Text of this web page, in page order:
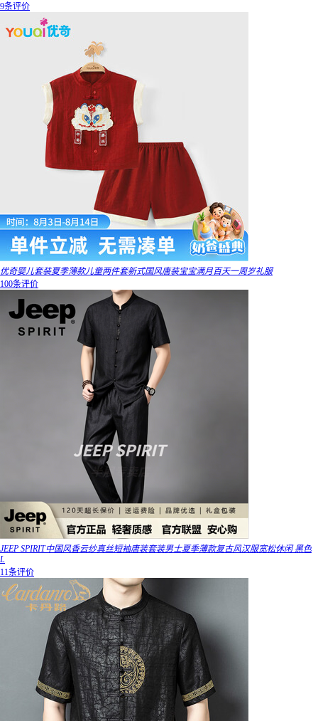
9条评价
优奇婴儿套装夏季薄款儿童两件套新式国风唐装宝宝满月百天一周岁礼服
100条评价
JEEP SPIRIT中国风香云纱真丝短袖唐装套装男士夏季薄款复古风汉服宽松休闲 黑色
L
11条评价